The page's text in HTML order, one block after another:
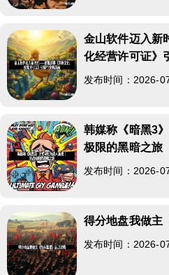
金山软件迈入
化经营许可证》
发布时间：2026-
韩媒称《暗黑3
极限的黑暗之旅
发布时间：2026-
得分地盘我做主
发布时间：2026-